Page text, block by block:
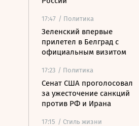
17:47 / Политика
Зеленский впервые
прилетел в Белград с
официальным визитом
17:23 / Политика
Сенат США проголосовал
за ужесточение санкций
против РФ и Ирана
17:15 / Стиль жизни